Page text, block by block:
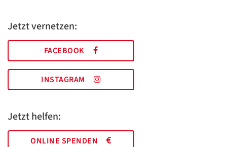
Jetzt vernetzen:
FACEBOOK
INSTAGRAM
Jetzt helfen:
ONLINE SPENDEN